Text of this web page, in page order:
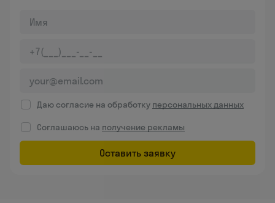
Даю согласие на обработку персональных данных
Соглашаюсь на получение рекламы
Оставить заявку